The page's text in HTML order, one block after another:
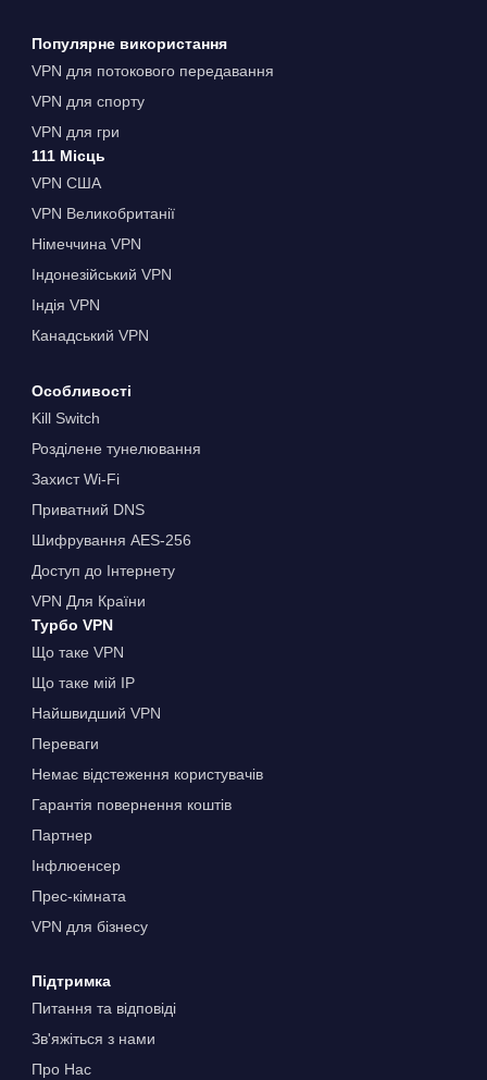
Популярне використання
VPN для потокового передавання
VPN для спорту
VPN для гри
111 Місць
VPN США
VPN Великобританії
Німеччина VPN
Індонезійський VPN
Індія VPN
Канадський VPN
Особливості
Kill Switch
Розділене тунелювання
Захист Wi-Fi
Приватний DNS
Шифрування AES-256
Доступ до Інтернету
VPN Для Країни
Турбо VPN
Що таке VPN
Що таке мій IP
Найшвидший VPN
Переваги
Немає відстеження користувачів
Гарантія повернення коштів
Партнер
Інфлюенсер
Прес-кімната
VPN для бізнесу
Підтримка
Питання та відповіді
Зв'яжіться з нами
Про Нас